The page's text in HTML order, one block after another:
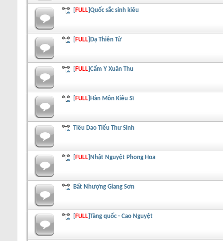
[ FULL]Quốc sắc sinh kiêu
[ FULL]Dạ Thiên Tử
[ FULL]Cẩm Y Xuân Thu
[ FULL]Hàn Môn Kiêu Sĩ
Tiêu Dao Tiểu Thư Sinh
[ FULL]Nhật Nguyệt Phong Hoa
Bất Nhượng Giang Sơn
[ FULL]Tàng quốc - Cao Nguyệt